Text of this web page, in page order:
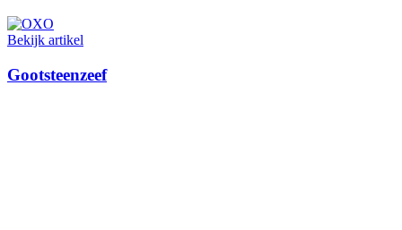
Bekijk artikel
Gootsteenzeef